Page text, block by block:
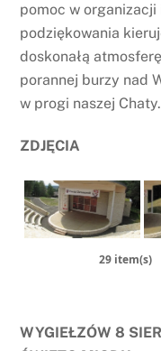
pomoc w
podziękowania
doskonałą
porannej burzy nad
w progi naszej Chaty.
ZDJĘCIA
29 item(s)
WYGIEŁZÓW 8